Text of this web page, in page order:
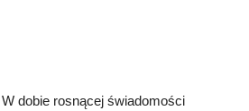
dobie rosnącej świadomości